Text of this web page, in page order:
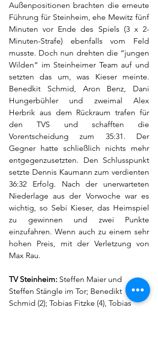
Außenpositionen brachten die erneute
Führung für Steinheim, ehe Mewitz fünf
Minuten vor Ende des Spiels (3 x 2-
Minuten-Strafe) ebenfalls vom Feld
musste. Doch nun drehten die “jungen
Wilden“ im Steinheimer Team auf und
setzten das um, was Kieser meinte.
Benedkit Schmid, Aron Benz, Dani
Hungerbühler und zweimal Alex
Herbrik aus dem Rückraum trafen für
den TVS und schafften die
Vorentscheidung zum 35:31. Der
Gegner hatte schließlich nichts mehr
entgegenzusetzten. Den Schlusspunkt
setzte Dennis Kaumann zum verdienten
36:32 Erfolg. Nach der unerwarteten
Niederlage aus der Vorwoche war es
wichtig, so Sebi Kieser, das Heimspiel
zu gewinnen und zwei Punkte
einzufahren. Wenn auch zu einem sehr
hohen Preis, mit der Verletzung von
Max Rau.
TV Steinheim: Steffen Maier und
Steffen Stängle im Tor; Benedikt
Schmid (2); Tobias Fitzke (4), Tobias